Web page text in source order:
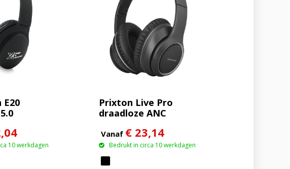
E20
10 werkdagen
Prixton Live Pro
draadloze ANC
koptelefoon
Vanaf € 23,14
Bedrukt in circa 10 werkdagen